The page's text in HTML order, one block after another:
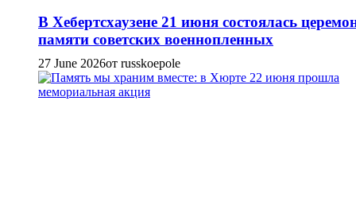
В Хебертсхаузене 21 июня состоялась
памяти советских военнопленных
27 June 2026от russkoepole